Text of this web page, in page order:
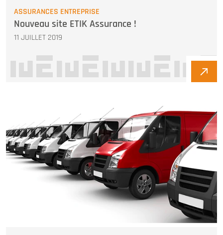
ASSURANCES ENTREPRISE
Nouveau site ETIK Assurance !
11 JUILLET 2019